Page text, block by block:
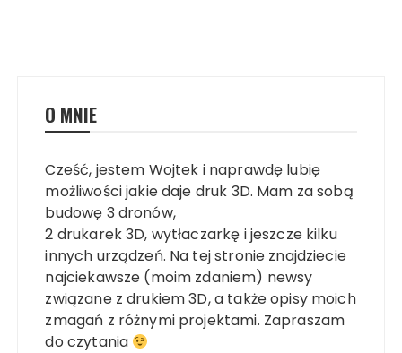
O MNIE
Cześć, jestem Wojtek i naprawdę lubię
możliwości jakie daje druk 3D. Mam za sobą
budowę 3 dronów,
2 drukarek 3D, wytłaczarkę i jeszcze kilku
innych urządzeń. Na tej stronie znajdziecie
najciekawsze (moim zdaniem) newsy
związane z drukiem 3D, a także opisy moich
zmagań z różnymi projektami. Zapraszam
do czytania